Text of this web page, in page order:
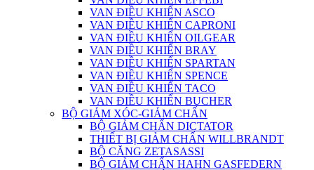
VAN ĐIỀU KHIỂN ASCO
VAN ĐIỀU KHIỂN CAPRONI
VAN ĐIỀU KHIỂN OILGEAR
VAN ĐIỀU KHIỂN BRAY
VAN ĐIỀU KHIỂN SPARTAN
VAN ĐIỀU KHIỂN SPENCE
VAN ĐIỀU KHIỂN TACO
VAN ĐIỀU KHIỂN BUCHER
BỘ GIẢM XÓC-GIẢM CHẤN
BỘ GIẢM CHẤN DICTATOR
THIẾT BỊ GIẢM CHẤN WILLBRANDT
BỘ CĂNG ZETASASSI
BỘ GIẢM CHẤN HAHN GASFEDERN